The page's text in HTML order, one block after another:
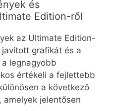
és
Edition-ről
az Ultimate Edition-
grafikát és a
legnagyobb
értékeli a fejlettebb
a következő
amelyek jelentősen